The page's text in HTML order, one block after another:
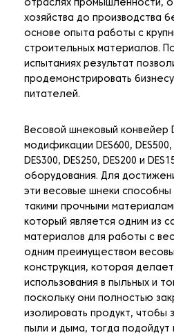
отраслях промышленности,
хозяйства до производства
основе опыта работы с
строительных материалов.
испытаниях результат
продемонстрировать
питателей.
Весовой шнековый конвейер
модификации DES600, DES500,
DES300, DES250, DES200 и
оборудования. Для
эти весовые шнеки
такими прочными
который является одним из
материалов для работы с
одним преимуществом
конструкция, которая
использования в пыльных и
поскольку они полностью
изолировать продукт, чтобы
пыли и дыма, тогда